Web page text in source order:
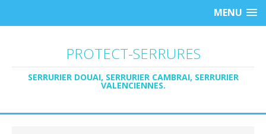
MENU
PROTECT-SERRURES
SERRURIER DOUAI, SERRURIER CAMBRAI, SERRURIER
VALENCIENNES.